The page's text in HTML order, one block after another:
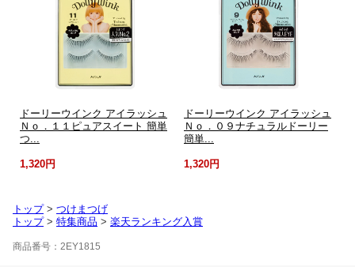
ドーリーウインク アイラッシュ
Ｎｏ．１１ピュアスイート 簡単
つ...
ドーリーウインク アイラッシュ
Ｎｏ．０９ナチュラルドーリー
簡単...
1,320円 1,320円
トップ> つけまつげ
トップ> 特集商品 > 楽天ランキング入賞
商品番号：2EY1815